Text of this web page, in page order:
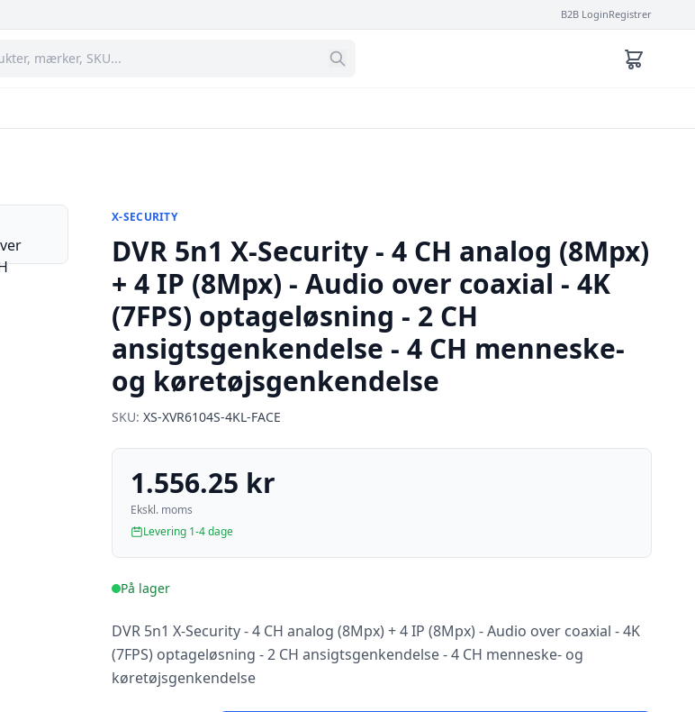
B2B LoginRegistrer
X-SECURITY
DVR 5n1 X-Security - 4 CH analog (8Mpx)
+ 4 IP (8Mpx) - Audio over coaxial - 4K
(7FPS) optageløsning - 2 CH
ansigtsgenkendelse - 4 CH menneske-
og køretøjsgenkendelse
SKU: XS-XVR6104S-4KL-FACE
1.556.25 kr
Ekskl. moms
Levering 1-4 dage
På lager
DVR 5n1 X-Security - 4 CH analog (8Mpx) + 4 IP (8Mpx) - Audio over coaxial - 4K
(7FPS) optageløsning - 2 CH ansigtsgenkendelse - 4 CH menneske- og
køretøjsgenkendelse